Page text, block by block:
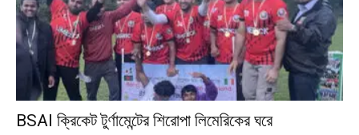
BSAI ক্রিকেট টুর্ণামেন্টের শিরোপা লিমেরিকের ঘরে